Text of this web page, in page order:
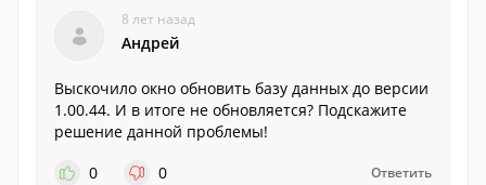
8 лет назад
Андрей
Выскочило окно обновить базу данных до версии
1.00.44. И в итоге не обновляется? Подскажите
решение данной проблемы!
0
0 Ответить